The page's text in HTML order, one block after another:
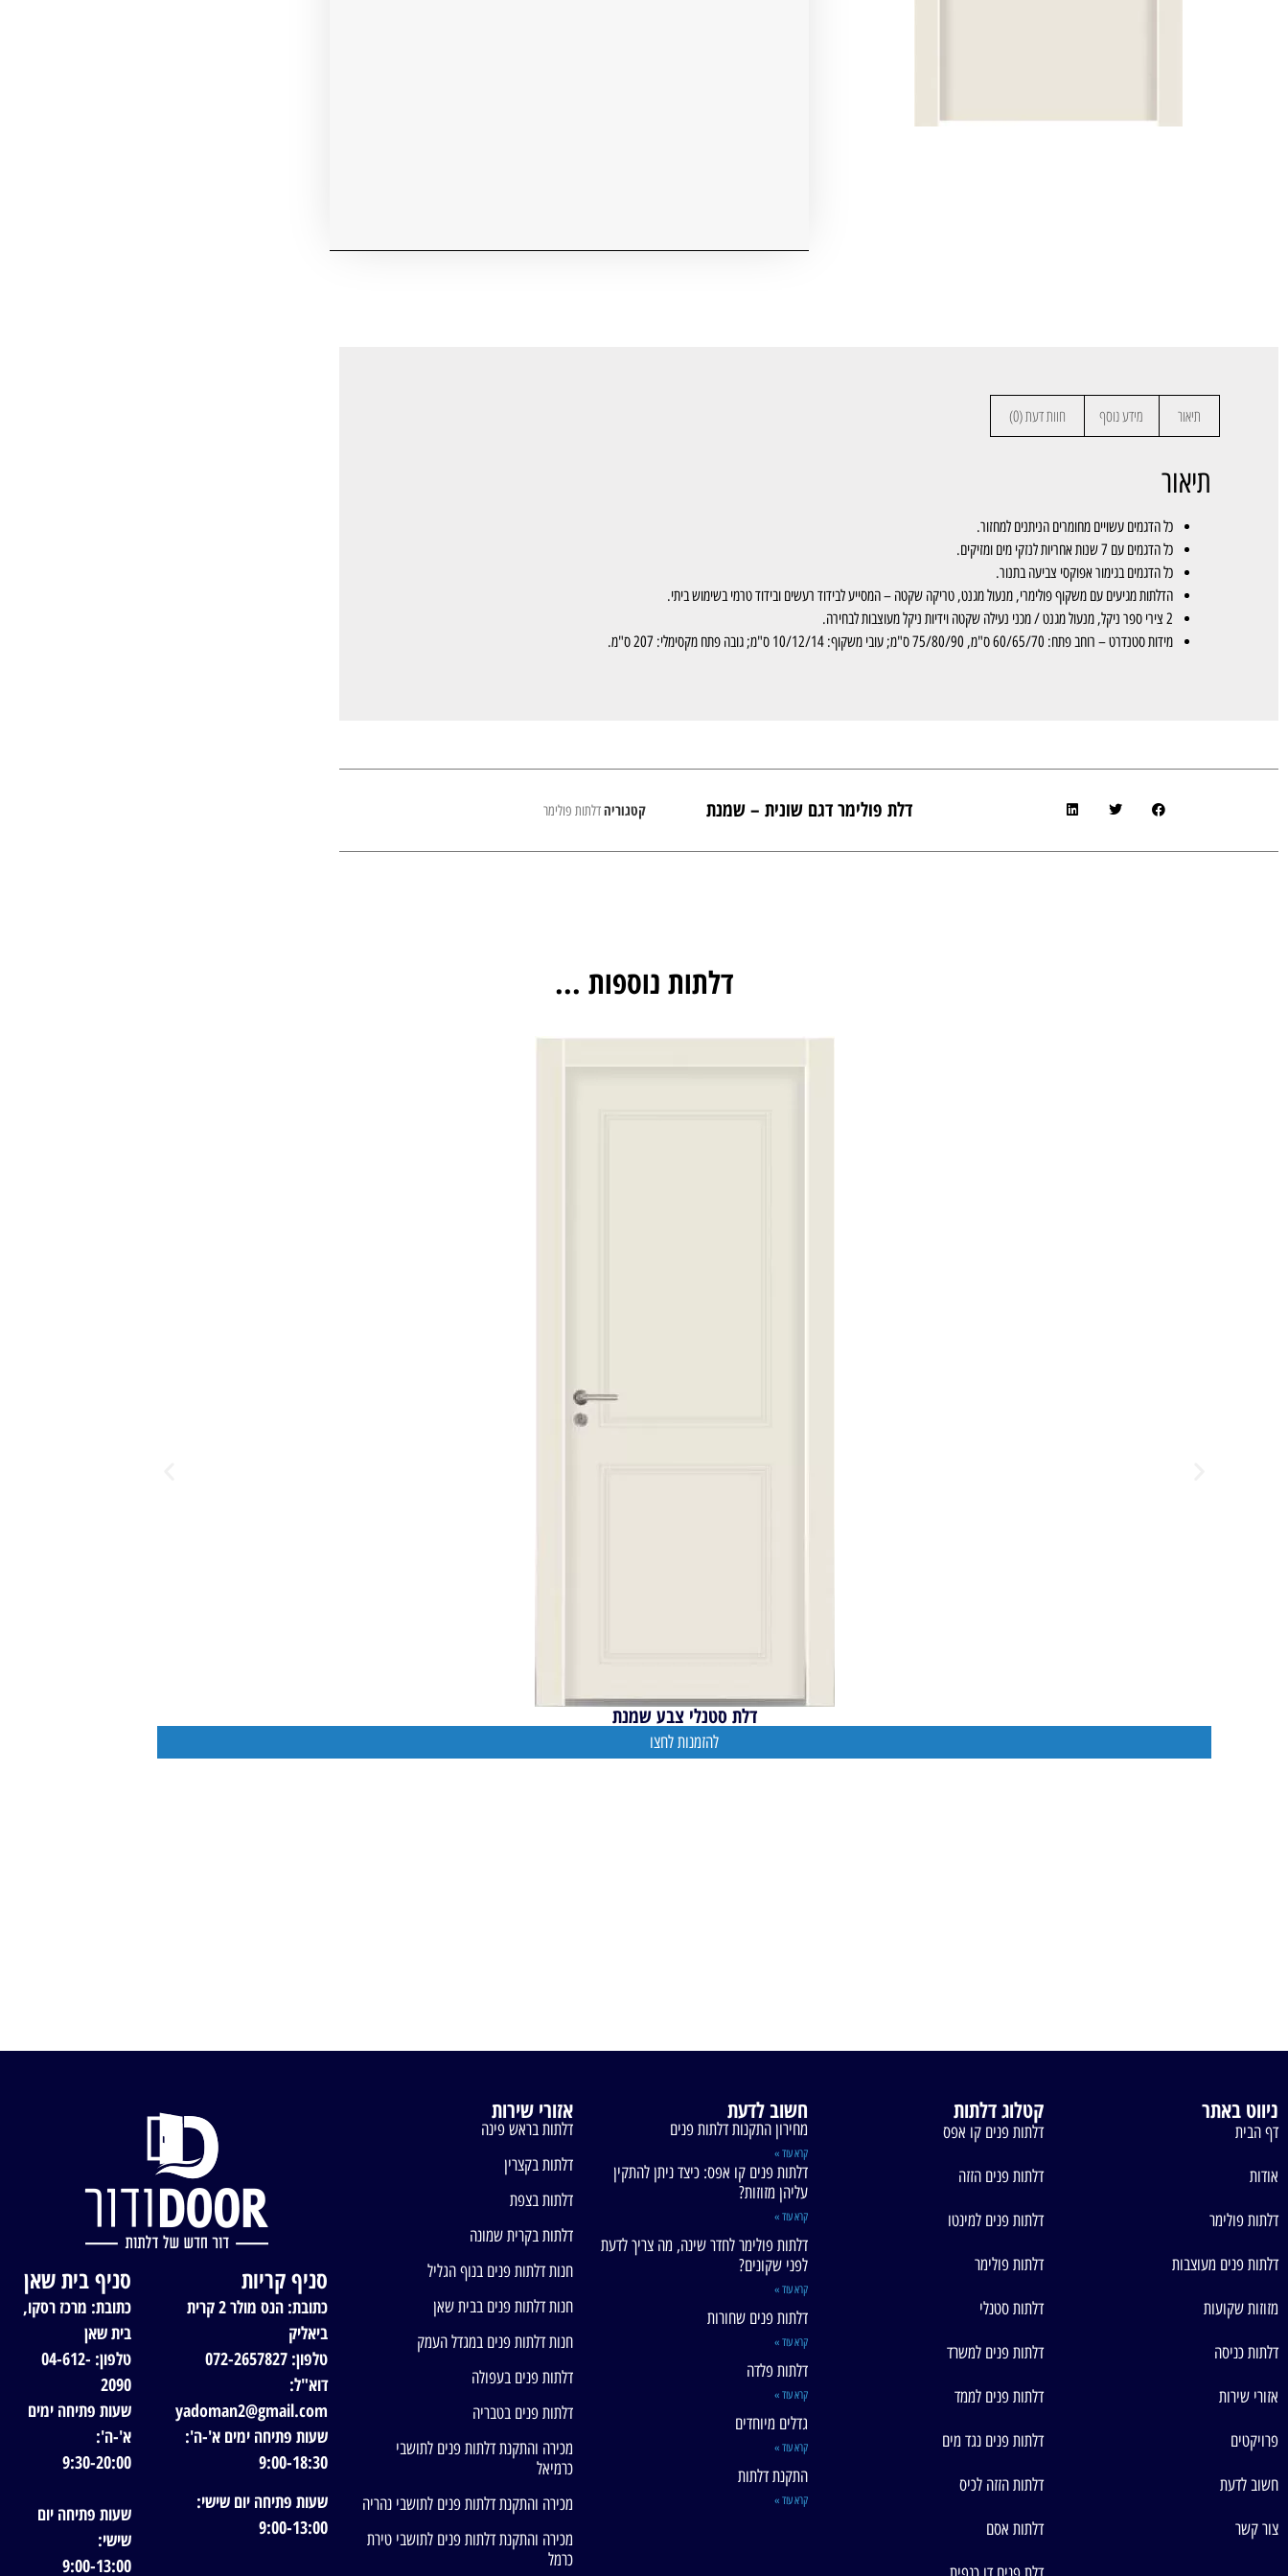
תיאור מידע נוסף חוות דעת (0)
תיאור
כל הדגמים עשויים מחומרים הניתנים למחזור.
כל הדגמים עם 7 שנות אחריות לנזקי מים ומזיקים.
כל הדגמים בגימור אפוקסי צביעה בתנור.
הדלתות מגיעים עם משקוף פולימרי, מנעול מגנט, טריקה שקטה – המסייע לבידוד רעשים ובידוד טרמי בשימוש ביתי.
2 צירי ספר ניקל, מנעול מגנט / מכני נעילה שקטה וידיות ניקל מעוצבות לבחירה.
מידות סטנדרט – רוחב פתח: 60/65/70 ס"מ, 75/80/90 ס"מ; עובי משקוף: 10/12/14 ס"מ; גובה פתח מקסימלי: 207 ס"מ.
דלת פולימר דגם שונית – שמנת קטגוריהדלתות פולימר
דלתות נוספות ...
דלת סטנלי צבע שמנת
להזמנות לחצו
ניווט באתר
דף הבית
אודות
דלתות פולימר
דלתות פנים מעוצבות
מזוזות שקועות
דלתות כניסה
אזורי שירות
פרויקטים
חשוב לדעת
צור קשר
קטלוג דלתות
דלתות פנים קו אפס
דלתות פנים הזזה
דלתות פנים למינטו
דלתות פולימר
דלתות סטנלי
דלתות פנים למשרד
דלתות פנים לממד
דלתות פנים נגד מים
דלתות הזזה לכיס
דלתות אסם
חשוב לדעת
מחירון התקנות דלתות פנים
קרא עוד »
דלתות פנים קו אפס: כיצד ניתן להתקין
עליהן מזוזות?
קרא עוד »
דלתות פולימר לחדר שינה, מה צריך לדעת
לפני שקונים?
קרא עוד »
דלתות פנים שחורות
קרא עוד »
דלתות פלדה
קרא עוד »
גדלים מיוחדים
קרא עוד »
התקנת דלתות
קרא עוד »
אזורי שירות
דלתות בראש פינה
דלתות בקצרין
דלתות בצפת
דלתות בקרית שמונה
חנות דלתות פנים בנוף הגליל
חנות דלתות פנים בבית שאן
חנות דלתות פנים במגדל העמק
דלתות פנים בעפולה
דלתות פנים בטבריה
מכירה והתקנת דלתות פנים לתושבי
כרמיאל
מכירה והתקנת דלתות פנים לתושבי נהריה
מכירה והתקנת דלתות פנים לתושבי טירת
כרמל
סניף קריות
כתובת: הנס מולר 2 קרית
ביאליק
טלפון: 072-2657827
דוא"ל:
yadoman2@gmail.com
שעות פתיחה ימים א'-ה':
9:00-18:30
שעות פתיחה יום שישי:
9:00-13:00
סניף בית שאן
כתובת: מרכז רסקו,
בית שאן
טלפון: 04-612-
2090
שעות פתיחה ימים
א'-ה':
9:30-20:00
שעות פתיחה יום
שישי:
9:00-13:00